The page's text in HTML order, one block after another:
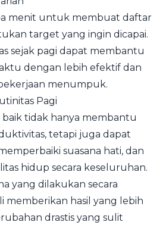
menit untuk membuat daftar
target yang ingin dicapai.
sejak pagi dapat membantu
dengan lebih efektif dan
menumpuk.
Pagi
baik tidak hanya membantu
tetapi juga dapat
suasana hati, dan
hidup secara keseluruhan.
yang dilakukan secara
memberikan hasil yang lebih
drastis yang sulit